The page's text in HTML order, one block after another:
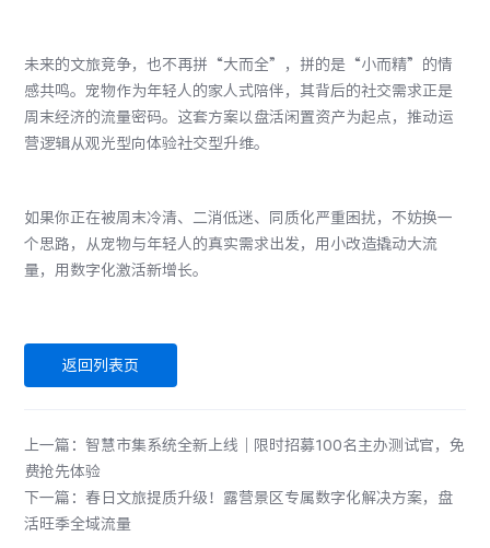
未来的文旅竞争，也不再拼“大而全”，拼的是“小而精”的情
感共鸣。宠物作为年轻人的家人式陪伴，其背后的社交需求正是
周末经济的流量密码。这套方案以盘活闲置资产为起点，推动运
营逻辑从观光型向体验社交型升维。
如果你正在被周末冷清、二消低迷、同质化严重困扰，不妨换一
个思路，从宠物与年轻人的真实需求出发，用小改造撬动大流
量，用数字化激活新增长。
返回列表页
上一篇：智慧市集系统全新上线｜限时招募100名主办测试官，免
费抢先体验
下一篇：春日文旅提质升级！露营景区专属数字化解决方案，盘
活旺季全域流量